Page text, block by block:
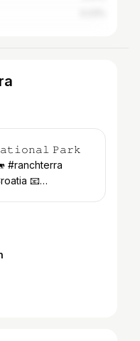
𝙿𝚊𝚛𝚔